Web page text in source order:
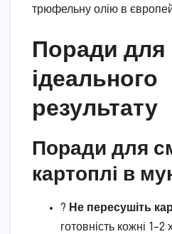
трюфельну олію в
Поради для
ідеального
результату
Поради для
картоплі в
? Не пересушіть
готовність кожні 1–2